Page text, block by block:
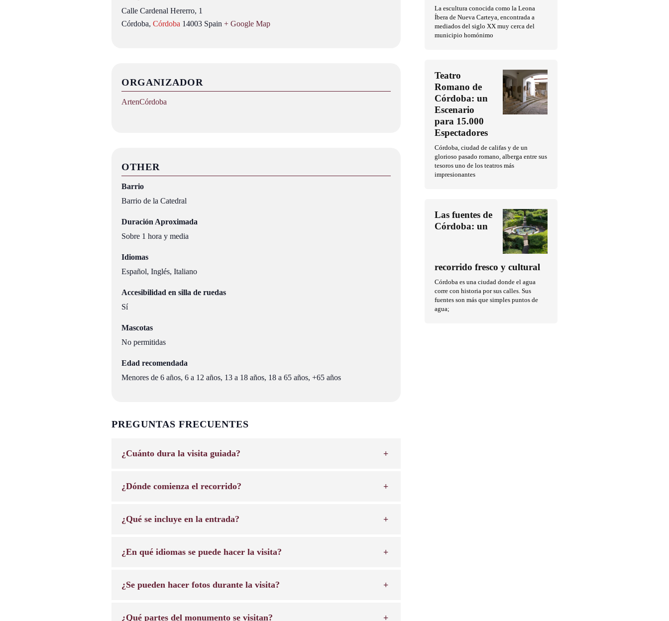
Calle Cardenal Hererro, 1
Córdoba, Córdoba 14003 Spain + Google Map
ORGANIZADOR
ArtenCórdoba
OTHER
Barrio
Barrio de la Catedral
Duración Aproximada
Sobre 1 hora y media
Idiomas
Español, Inglés, Italiano
Accesibilidad en silla de ruedas
Sí
Mascotas
No permitidas
Edad recomendada
Menores de 6 años, 6 a 12 años, 13 a 18 años, 18 a 65 años, +65 años
PREGUNTAS FRECUENTES
¿Cuánto dura la visita guiada?
¿Dónde comienza el recorrido?
¿Qué se incluye en la entrada?
¿En qué idiomas se puede hacer la visita?
¿Se pueden hacer fotos durante la visita?
¿Qué partes del monumento se visitan?
La escultura conocida como la Leona
Íbera de Nueva Carteya, encontrada a
mediados del siglo XX muy cerca del
municipio homónimo
Teatro
Romano de
Córdoba: un
Escenario
para 15.000
Espectadores
Córdoba, ciudad de califas y de un
glorioso pasado romano, alberga entre sus
tesoros uno de los teatros más
impresionantes
Las fuentes de
Córdoba: un
recorrido fresco y cultural
Córdoba es una ciudad donde el agua
corre con historia por sus calles. Sus
fuentes son más que simples puntos de
agua;